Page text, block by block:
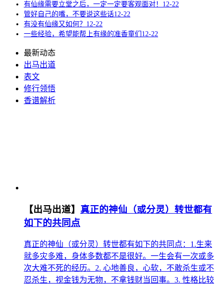
有仙缘需要立堂之后，一定一定要客观面对！ 12-22
管好自己的嘴，不要说这些话12-22
有没有仙缘又如何？ 12-22
一些经验，希望能帮上有缘的准香童们 12-22
最新动态
出马出道
表文
修行领悟
香谱解析
【出马出道】 真正的神仙（或分灵）转世都有
如下的共同点
真正的神仙（或分灵）转世都有如下的共同点：1.生来
就多灾多难，身体多数都不是很好。一生会有一次或多
次大难不死的经历。2. 心地善良，心软，不敢杀生或不
忍杀生，视金钱为无物，不拿钱财当回事。3. 性格比较